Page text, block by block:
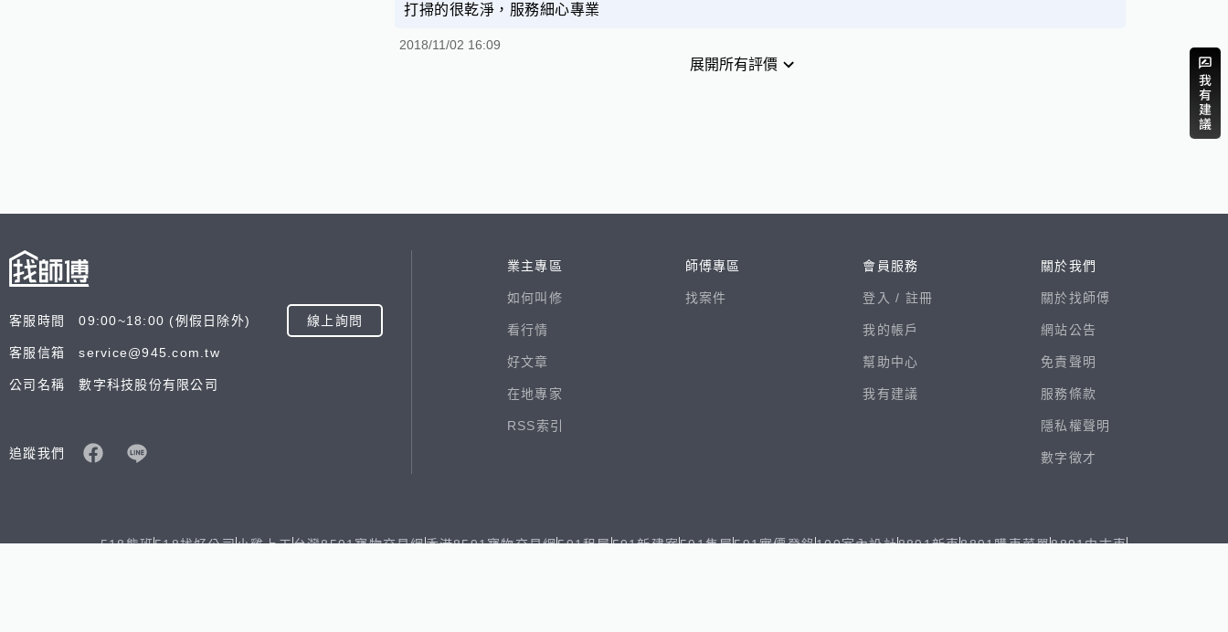
打掃的很乾淨，服務細心專業
2018/11/02 16:09
展開所有評價
客服時間 09:00~18:00 (例假日除外) 線上詢問
客服信箱 service@945.com.tw
公司名稱 數字科技股份有限公司
追蹤我們
業主專區
如何叫修
看行情
好文章
在地專家
RSS索引
師傅專區
找案件
會員服務
登入 / 註冊
我的帳戶
幫助中心
我有建議
關於我們
關於找師傅
網站公告
免責聲明
服務條款
隱私權聲明
數字徵才
518熊班518找好公司小雞上工台灣8591寶物交易網香港8591寶物交易網591租屋591新建案591售屋591實價登錄100室內設計8891新車8891購車菜單8891中古車